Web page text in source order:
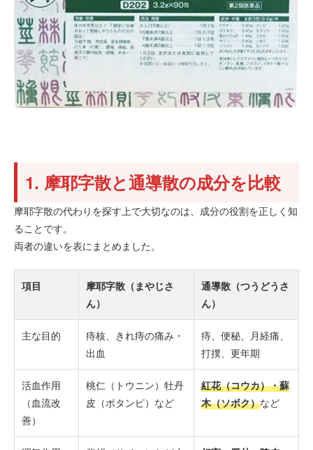
1. 摩耶字散と通導散の成分を比較
摩耶字散の代わりを探す上で大切なのは、成分の役割を正しく知
ることです。
両者の違いを表にまとめました。
項目
摩耶字散（まやじさ
ん）
通導散（つうどうさ
ん）
主な目的
痔核、きれ痔の痛み・
出血
痔、便秘、月経痛、
打撲、更年期
活血作用
（血流改
善）
桃仁（トウニン）牡丹
皮（ボタンピ）など
紅花（コウカ）・蘇
木（ソボク）など